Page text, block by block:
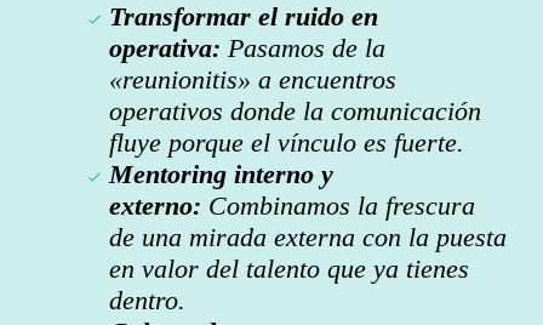
Transformar el ruido en
operativa: Pasamos de la
«reunionitis» a encuentros
operativos donde la comunicación
fluye porque el vínculo es fuerte.
Mentoring interno y
externo: Combinamos la frescura
de una mirada externa con la puesta
en valor del talento que ya tienes
dentro.